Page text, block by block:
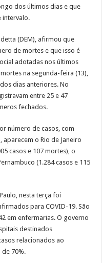
dos últimos dias e que
intervalo.
(DEM), afirmou que
de mortes e que isso é
adotadas nos últimos
na segunda-feira (13),
dias anteriores. No
entre 25 e 47
fechados.
número de casos, com
aparecem o Rio de Janeiro
casos e 107 mortes), o
(1.284 casos e 115
nesta terça foi
para COVID-19. São
em enfermarias. O governo
destinados
relacionados ao
70%.